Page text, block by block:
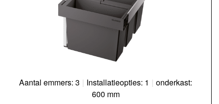
Aantal emmers: 3 | Installatieopties: 1 | onderkast:
600 mm